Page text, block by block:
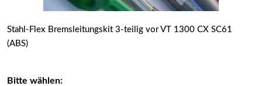
Stahl-Flex Bremsleitungskit 3-teilig vor VT 1300 CX SC61
(ABS)
Bitte wählen: